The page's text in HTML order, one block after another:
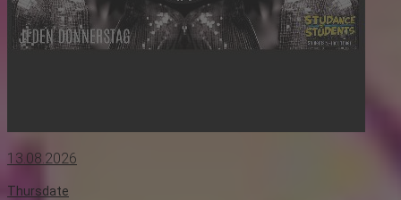
13.08.2026
Thursdate